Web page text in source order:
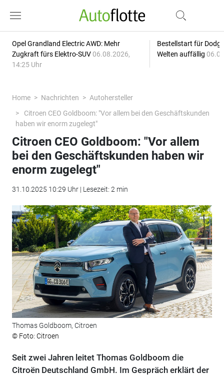
Opel Grandland Electric AWD: Mehr
Zugkraft fürs Elektro-SUV 06.08.2026,
14:25 Uhr
Bestellstart für
Welten auffällig
Home Nachrichten
Autohersteller
Citroen CEO Goldboom: "Vor allem bei den Geschäftskunden
haben wir enorm zugelegt"
Citroen CEO Goldboom: "Vor allem
bei den Geschäftskunden haben wir
enorm zugelegt"
31.10.2025 10:29 Uhr | Lesezeit: 2 min
Thomas Goldboom, Citroen
© Foto: Citroen
Seit zwei Jahren leitet Thomas Goldboom die
Citroën Deutschland GmbH. Im Gespräch erklärt der